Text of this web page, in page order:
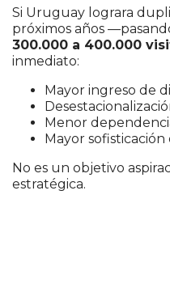
Si Uruguay lograra
próximos años
300.000 a 400.000
inmediato:
Mayor ingreso de
Menor
Mayor
No es un objetivo
estratégica.